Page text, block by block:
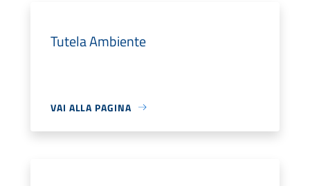
Tutela Ambiente
VAI ALLA PAGINA